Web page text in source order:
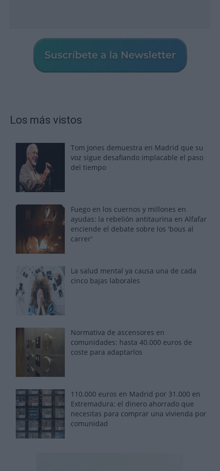
Los más vistos
Tom Jones demuestra en Madrid que su
voz sigue desafiando implacable el paso
del tiempo
Fuego en los cuernos y millones en
ayudas: la rebelión antitaurina en Alfafar
enciende el debate sobre los 'bous al
carrer'
La salud mental ya causa una de cada
cinco bajas laborales
Normativa de ascensores en
comunidades: hasta 40.000 euros de
coste para adaptarlos
110.000 euros en Madrid por 31.000 en
Extremadura: el dinero ahorrado que
necesitas para comprar una vivienda por
comunidad